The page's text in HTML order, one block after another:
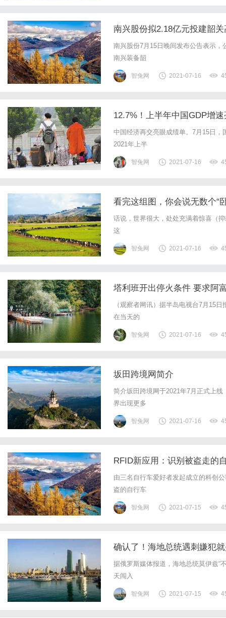
南兴股份拟2.18亿元投建韶
南兴股份7月15日晚间发布公告表示
南兴装备韶
智兔网 2021-07-16
12.7%！上半年中国GDP增
中国经济再交亮眼成绩单。7月15日
2021年上半
智兔网 2021-07-16
看完这组图，你会说无数个“
话说，世界很大，处处充满着惊喜（
这
智兔网 2021-07-16
塔利班开出停火条件 要求阿
（观察者网讯）据半岛电视台7月15
在当天的
智兔网 2021-07-16
坂田跨境网简介
简介坂田跨境网于2021年7月正式上
界出现更多
智兔网 2021-07-16
RFID新应用：识别被盗走的
由三名自行车爱好者发起成立的科创
盗的自行车
智兔网 2021-07-15
确认了！海地总统遇刺嫌犯
据俄罗斯媒体报道，海地总统莫伊兹“
天闯入
智兔网 2021-07-15